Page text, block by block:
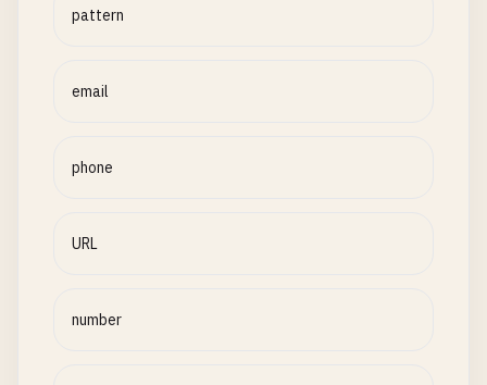
pattern
email
phone
URL
number